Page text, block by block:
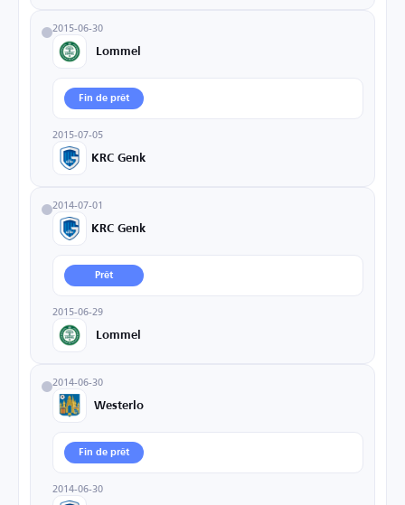
2015-06-30
Lommel
Fin de prêt
2015-07-05
KRC Genk
2014-07-01
KRC Genk
Prêt
2015-06-29
Lommel
2014-06-30
Westerlo
Fin de prêt
2014-06-30